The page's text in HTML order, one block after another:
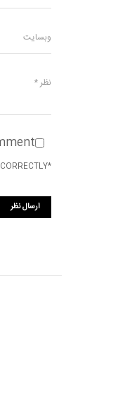
*PLEASE COMPLETE ALL FIELDS CORRECTLY